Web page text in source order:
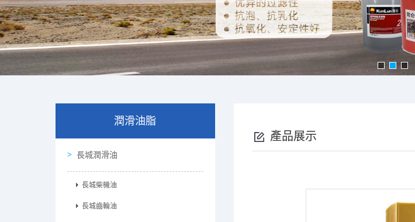
潤滑油脂
長城潤滑油
長城柴機油
長城齒輪油
產品展示